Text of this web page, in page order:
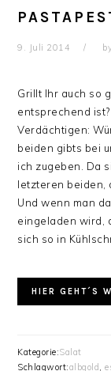
9. Juli 2014
Grillt Ihr auch so
entsprechend
Verdächtigen:
beiden gibts bei
ich zugeben. Da
letzteren beiden,
Und wenn man
eingeladen wird,
sich so in
HIER GEHT´S
Kategorie:Salat
Schlagwort:albgold ,